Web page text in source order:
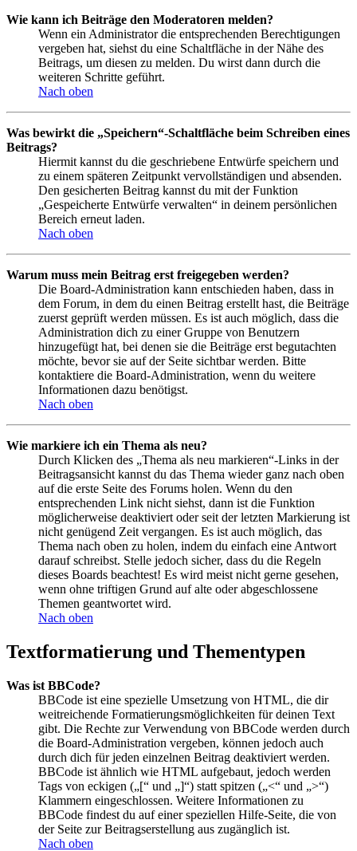
Wie kann ich Beiträge den Moderatoren melden?
Wenn ein Administrator die entsprechenden Berechtigungen
vergeben hat, siehst du eine Schaltfläche in der Nähe des
Beitrags, um diesen zu melden. Du wirst dann durch die
weiteren Schritte geführt.
Nach oben
Was bewirkt die „Speichern“-Schaltfläche beim Schreiben eines
Beitrags?
Hiermit kannst du die geschriebene Entwürfe speichern und
zu einem späteren Zeitpunkt vervollständigen und absenden.
Den gesicherten Beitrag kannst du mit der Funktion
„Gespeicherte Entwürfe verwalten“ in deinem persönlichen
Bereich erneut laden.
Nach oben
Warum muss mein Beitrag erst freigegeben werden?
Die Board-Administration kann entschieden haben, dass in
dem Forum, in dem du einen Beitrag erstellt hast, die Beiträge
zuerst geprüft werden müssen. Es ist auch möglich, dass die
Administration dich zu einer Gruppe von Benutzern
hinzugefügt hat, bei denen sie die Beiträge erst begutachten
möchte, bevor sie auf der Seite sichtbar werden. Bitte
kontaktiere die Board-Administration, wenn du weitere
Informationen dazu benötigst.
Nach oben
Wie markiere ich ein Thema als neu?
Durch Klicken des „Thema als neu markieren“-Links in der
Beitragsansicht kannst du das Thema wieder ganz nach oben
auf die erste Seite des Forums holen. Wenn du den
entsprechenden Link nicht siehst, dann ist die Funktion
möglicherweise deaktiviert oder seit der letzten Markierung ist
nicht genügend Zeit vergangen. Es ist auch möglich, das
Thema nach oben zu holen, indem du einfach eine Antwort
darauf schreibst. Stelle jedoch sicher, dass du die Regeln
dieses Boards beachtest! Es wird meist nicht gerne gesehen,
wenn ohne triftigen Grund auf alte oder abgeschlossene
Themen geantwortet wird.
Nach oben
Textformatierung und Thementypen
Was ist BBCode?
BBCode ist eine spezielle Umsetzung von HTML, die dir
weitreichende Formatierungsmöglichkeiten für deinen Text
gibt. Die Rechte zur Verwendung von BBCode werden durch
die Board-Administration vergeben, können jedoch auch
durch dich für jeden einzelnen Beitrag deaktiviert werden.
BBCode ist ähnlich wie HTML aufgebaut, jedoch werden
Tags von eckigen („[“ und „]“) statt spitzen („<“ und „>“)
Klammern eingeschlossen. Weitere Informationen zu
BBCode findest du auf einer speziellen Hilfe-Seite, die von
der Seite zur Beitragserstellung aus zugänglich ist.
Nach oben